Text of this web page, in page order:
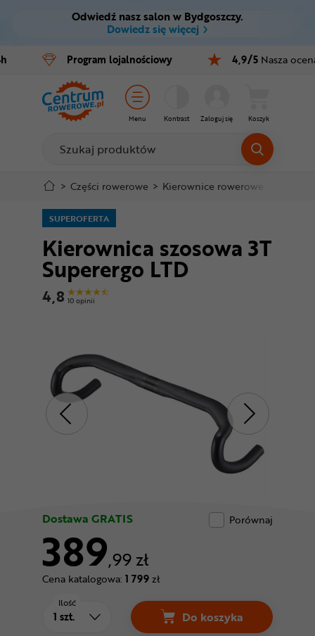
Ctrl M
Menu główne
Informacje o produkcie
Do koszyka
Szczegółowe informacje
Mapa strony
Odwiedź nasz salon w Bydgoszczy.
Dowiedz się więcej
Program lojalnościowy 4,9/5 Nasza
Menu Kontrast Zaloguj się Koszyk
Rowery
E-bike
Części
Akcesoria
Odzież
Kaski
Buty
Warsztat
Nowości
Superoferta
> Części rowerowe > Kierownice rowerowe
SUPEROFERTA
Kierownica szosowa 3T
Superergo LTD
4,8 10 opinii
Dostawa GRATIS Porównaj
389,99 zł
Cena katalogowa: 1 799zł
Ilość
Do koszyka